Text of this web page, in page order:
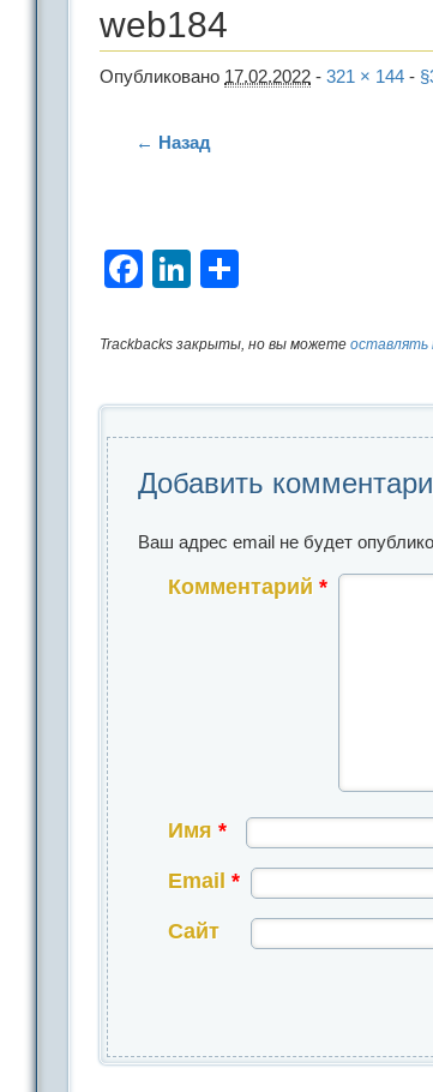
web184
Опубликовано 17.02.2022 -321 × 144 -
← Назад
Facebook
LinkedIn
Trackbacks закрыты, но вы можетеоставлять
Добавить
Ваш адрес email не будет
Комментарий*
Имя*
Email*
Сайт